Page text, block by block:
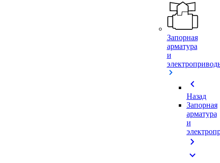
Запорная
арматура
и
chevron_left
Назад
Запорная
арматура
и
chevron_right
expand_more